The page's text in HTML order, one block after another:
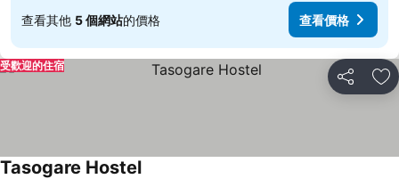
查看其他 5 個網站的價格 查看價格
分享 加
受歡迎的住宿
Tasogare Hostel